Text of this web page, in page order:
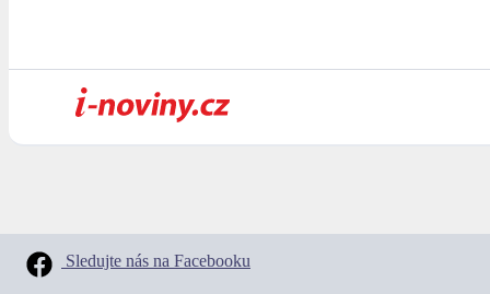
Sledujte nás na Facebooku